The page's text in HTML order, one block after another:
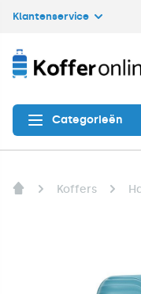
Klantenservice
Categorieën
Koffers